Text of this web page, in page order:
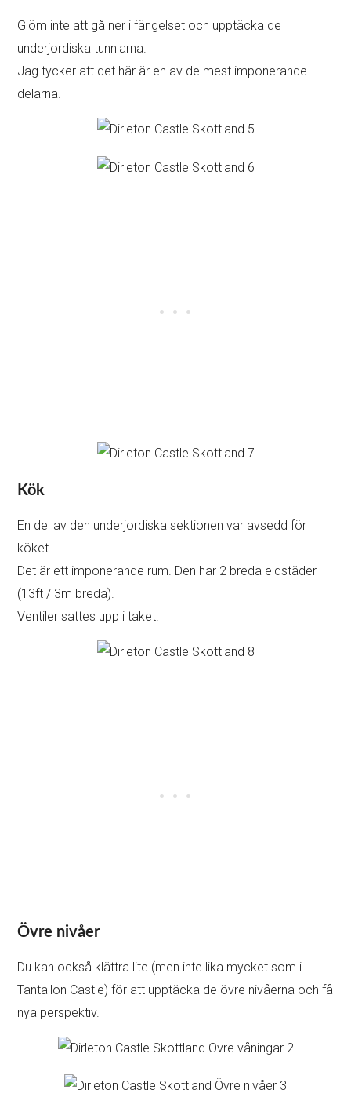
Glöm inte att gå ner i fängelset och upptäcka de
underjordiska tunnlarna.
Jag tycker att det här är en av de mest imponerande
delarna.
Kök
En del av den underjordiska sektionen var avsedd för
köket.
Det är ett imponerande rum. Den har 2 breda eldstäder
(13ft / 3m breda).
Ventiler sattes upp i taket.
Övre nivåer
Du kan också klättra lite (men inte lika mycket som i
Tantallon Castle) för att upptäcka de övre nivåerna och få
nya perspektiv.